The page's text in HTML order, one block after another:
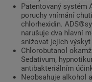
Patentovaný systém
poruchy vnímání
chlorhexidin.
narušuje dva hlavní
snižovat jejich
Chlorobutanol
Sedativum,
antibakteriálním
Neobsahuje alkohol